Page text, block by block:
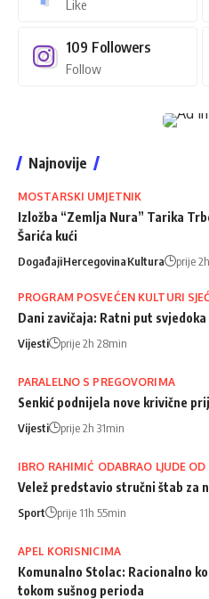
Like
109 Followers
Follow
Najnovije
MOSTARSKI UMJETNIK
Izložba “Zemlja Nura” Tarika
Šarića kući
DogađajiHercegovinaKultura prije
PROGRAM POSVEĆEN KULTURI
Dani zavičaja: Ratni put
Vijesti prije 2h 28min
PARALELNO S PREGOVORIMA
Senkić podnijela nove krivične
Vijesti prije 2h 31min
IBRO RAHIMIĆ ODABRAO LJUDE OD
Velež predstavio stručni štab za
Sport prije 11h 55min
APEL KORISNICIMA
Komunalno Stolac: Racionalno
tokom sušnog perioda